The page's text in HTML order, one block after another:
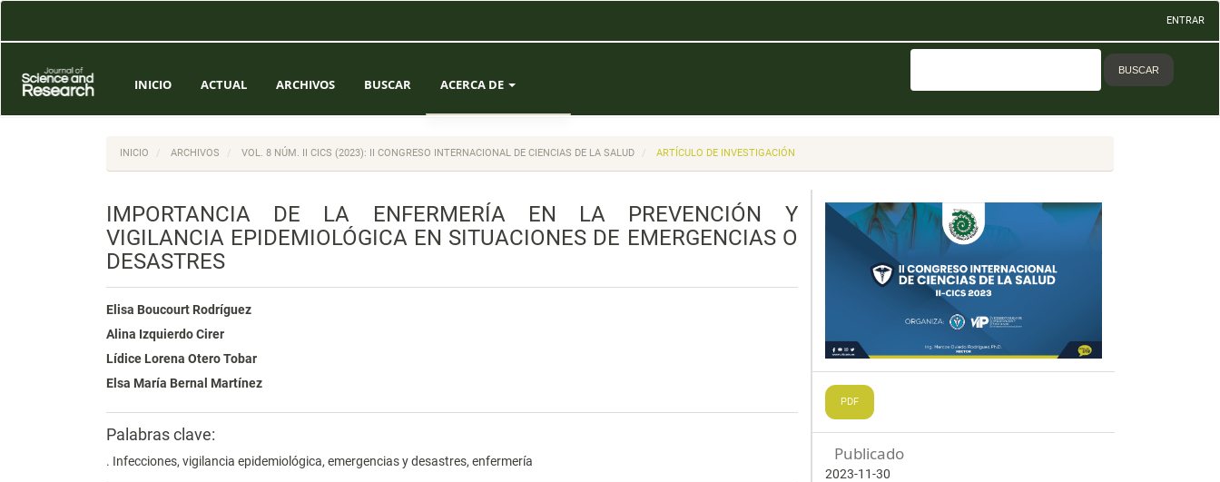
Contenido
Barra
lateral
ENTRAR
INICIO ACTUAL ARCHIVOS BUSCAR ACERCA DE
EQUIPO EDITORIAL
BUSCAR
INICIO ARCHIVOS VOL. 8 NÚM. II CICS (2023): II CONGRESO INTERNACIONAL DE CIENCIAS DE LA SALUD ARTÍCULO DE INVESTIGACIÓN
IMPORTANCIA DE LA ENFERMERÍA EN LA PREVENCIÓN Y
VIGILANCIA EPIDEMIOLÓGICA EN SITUACIONES DE EMERGENCIAS O
DESASTRES
Elisa Boucourt Rodríguez
Alina Izquierdo Cirer
Lídice Lorena Otero Tobar
Elsa María Bernal Martínez
Palabras clave:
. Infecciones, vigilancia epidemiológica, emergencias y desastres, enfermería
PDF
Publicado
2023-11-30